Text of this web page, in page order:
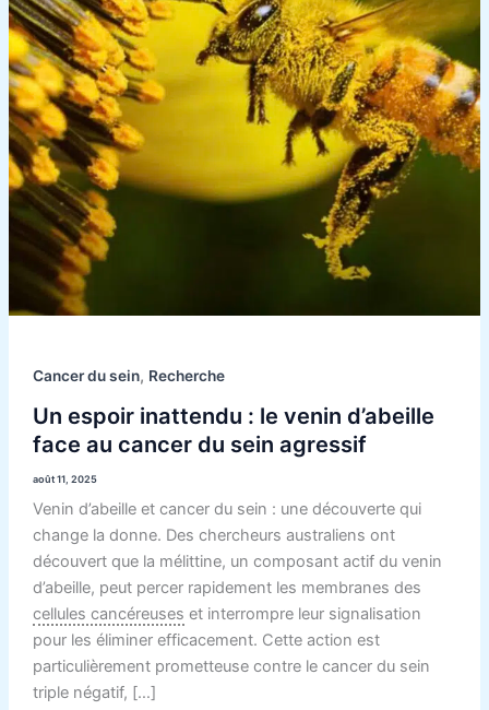
Cancer du sein, Recherche
Un espoir inattendu : le venin d’abeille
face au cancer du sein agressif
août 11, 2025
Venin d’abeille et cancer du sein : une découverte qui
change la donne. Des chercheurs australiens ont
découvert que la mélittine, un composant actif du venin
d’abeille, peut percer rapidement les membranes des
cellules cancéreuses et interrompre leur signalisation
pour les éliminer efficacement. Cette action est
particulièrement prometteuse contre le cancer du sein
triple négatif, […]
venin
d’abeille
face
au
cancer
du
sein
agressif